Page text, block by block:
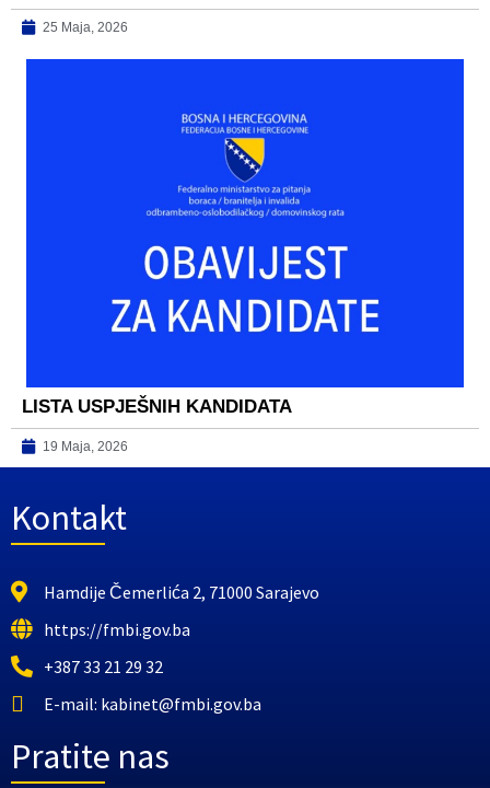
25 Maja, 2026
LISTA USPJEŠNIH KANDIDATA
19 Maja, 2026
Kontakt
Hamdije Čemerlića 2, 71000 Sarajevo
https://fmbi.gov.ba
+387 33 21 29 32
E-mail: kabinet@fmbi.gov.ba
Pratite nas